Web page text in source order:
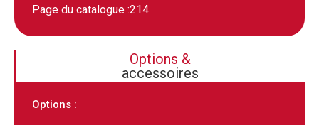
Page du catalogue :214
Options &
accessoires
Options :